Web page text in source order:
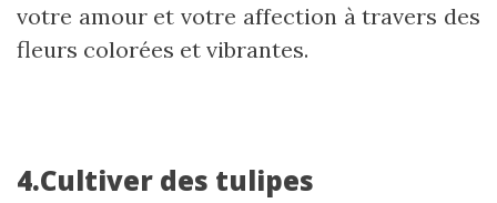
votre amour et votre affection à travers des
fleurs colorées et vibrantes.
4.Cultiver des tulipes